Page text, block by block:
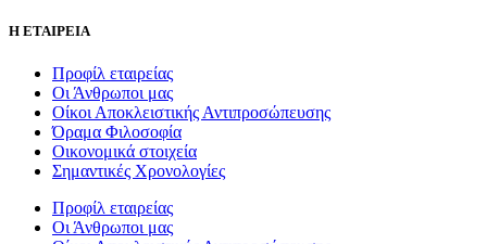
Η ΕΤΑΙΡΕΙΑ
Προφίλ εταιρείας
Οι Άνθρωποι μας
Οίκοι Αποκλειστικής Αντιπροσώπευσης
Όραμα Φιλοσοφία
Οικονομικά στοιχεία
Σημαντικές Χρονολογίες
Προφίλ εταιρείας
Οι Άνθρωποι μας